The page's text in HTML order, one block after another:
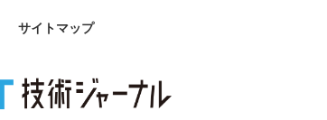
サイトマップ